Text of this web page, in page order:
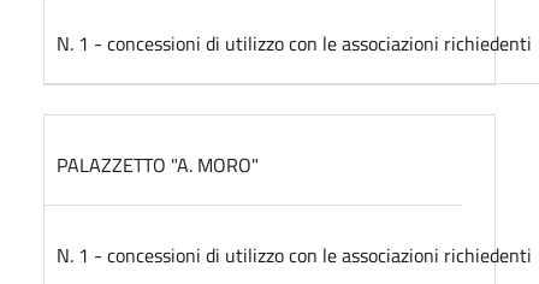
N. 1 - concessioni di utilizzo con le associazioni richiedenti
PALAZZETTO "A. MORO"
N. 1 - concessioni di utilizzo con le associazioni richiedenti